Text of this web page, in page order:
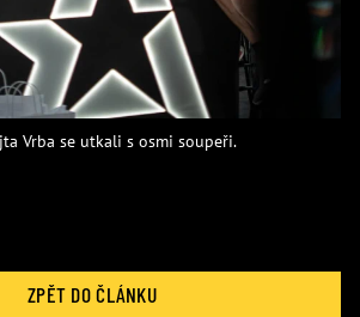
Vrba se utkali s osmi soupeři.
ZPĚT DO ČLÁNKU